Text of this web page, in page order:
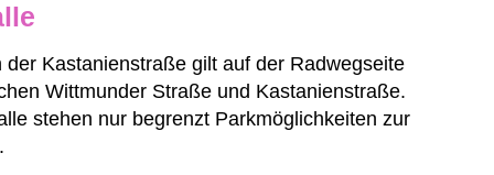
Kastanienstraße gilt auf der Radwegseite
Wittmunder Straße und Kastanienstraße.
stehen nur begrenzt Parkmöglichkeiten zur